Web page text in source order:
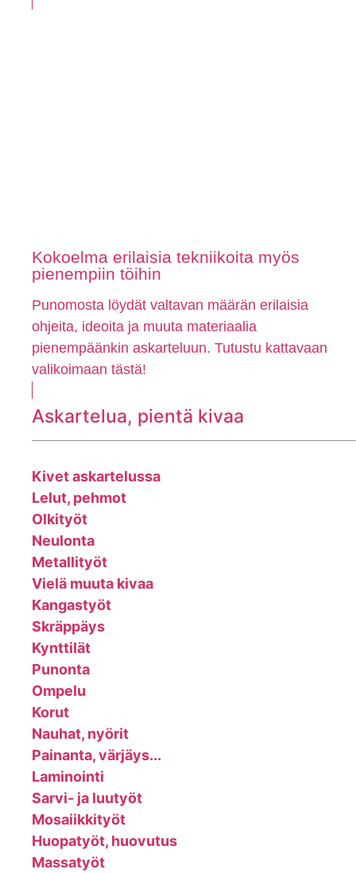
Kokoelma erilaisia tekniikoita myös
pienempiin töihin
Punomosta löydät valtavan määrän erilaisia
ohjeita, ideoita ja muuta materiaalia
pienempäänkin askarteluun. Tutustu kattavaan
valikoimaan tästä!
Askartelua, pientä kivaa
Kivet askartelussa
Lelut, pehmot
Olkityöt
Neulonta
Metallityöt
Vielä muuta kivaa
Kangastyöt
Skräppäys
Kynttilät
Punonta
Ompelu
Korut
Nauhat, nyörit
Painanta, värjäys...
Laminointi
Sarvi- ja luutyöt
Mosaiikkityöt
Huopatyöt, huovutus
Massatyöt